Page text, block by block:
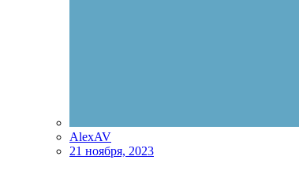
AlexAV
21 ноября, 2023